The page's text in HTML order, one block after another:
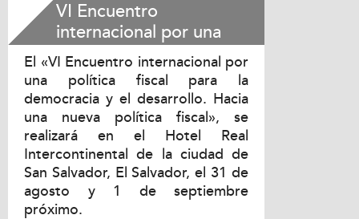
VI Encuentro
internacional por una
política fiscal para la
democracia y el
desarrollo. Hacia una
nueva política fiscal
El «VI Encuentro internacional por
una política fiscal para la
democracia y el desarrollo. Hacia
una nueva política fiscal», se
realizará en el Hotel Real
Intercontinental de la ciudad de
San Salvador, El Salvador, el 31 de
agosto y 1 de septiembre
próximo.